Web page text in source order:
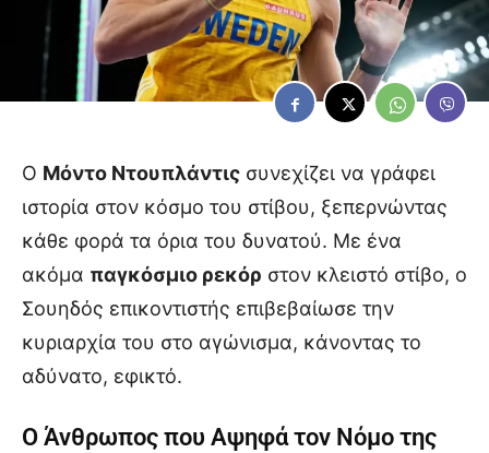
Ο Μόντο Ντουπλάντις συνεχίζει να γράφει
ιστορία στον κόσμο του στίβου, ξεπερνώντας
κάθε φορά τα όρια του δυνατού. Με ένα
ακόμα παγκόσμιο ρεκόρ στον κλειστό στίβο, ο
Σουηδός επικοντιστής επιβεβαίωσε την
κυριαρχία του στο αγώνισμα, κάνοντας το
αδύνατο, εφικτό.
Ο Άνθρωπος που Αψηφά τον Νόμο της